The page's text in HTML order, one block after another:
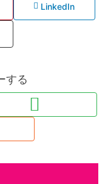
LinkedIn
する